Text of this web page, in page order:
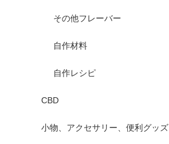
その他フレーバー
自作材料
自作レシピ
CBD
小物、アクセサリー、便利グッズ